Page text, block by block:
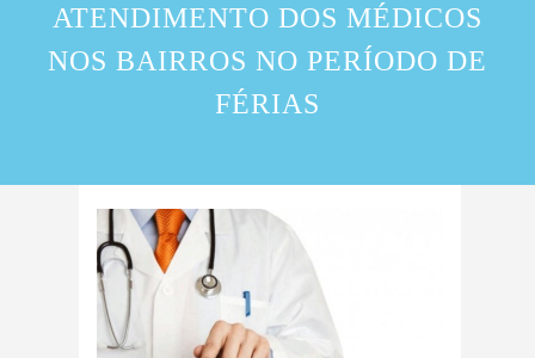
ATENDIMENTO DOS MÉDICOS
NOS BAIRROS NO PERÍODO DE
FÉRIAS